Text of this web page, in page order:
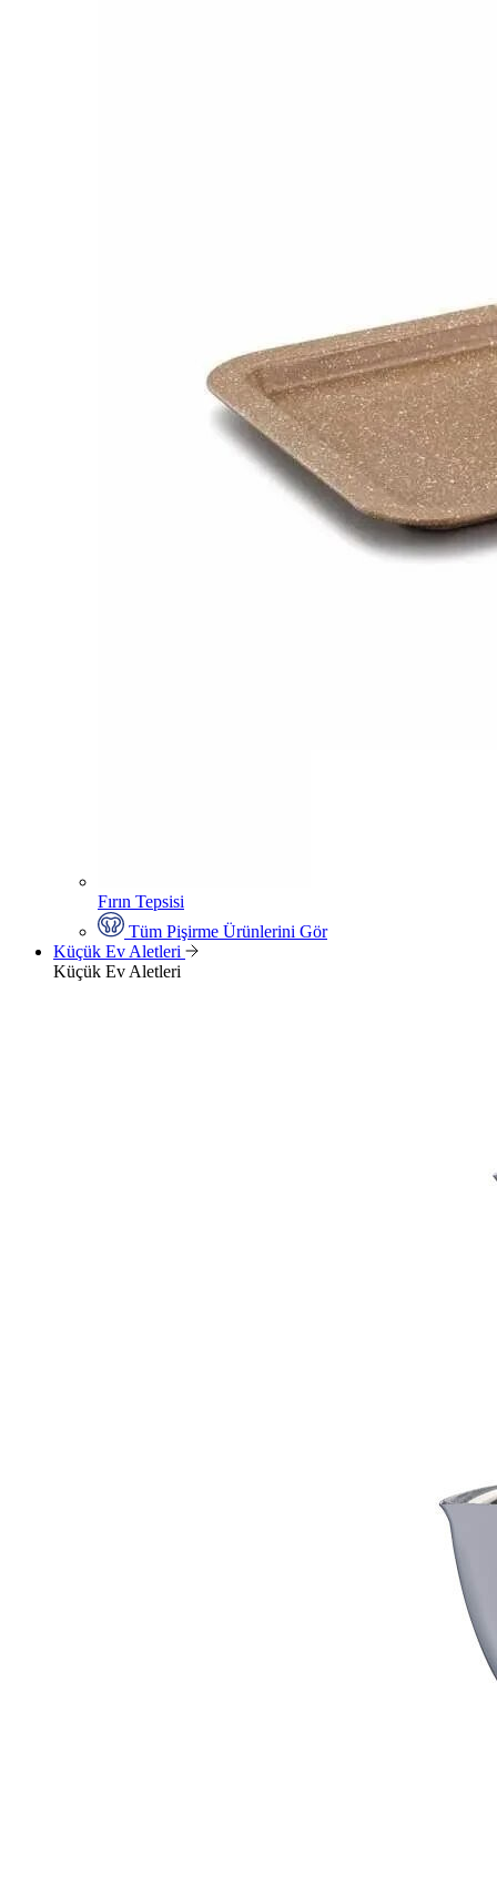
Fırın Tepsisi
Tüm Pişirme Ürünlerini Gör
Küçük Ev Aletleri
Küçük Ev Aletleri